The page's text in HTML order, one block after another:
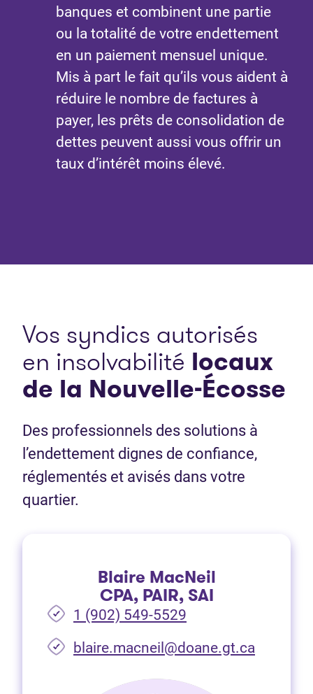
banques et combinent une partie
ou la totalité de votre endettement
en un paiement mensuel unique.
Mis à part le fait qu’ils vous aident à
réduire le nombre de factures à
payer, les prêts de consolidation de
dettes peuvent aussi vous offrir un
taux d’intérêt moins élevé.
Vos syndics autorisés
en insolvabilité locaux
de la Nouvelle-Écosse
Des professionnels des solutions à
l’endettement dignes de confiance,
réglementés et avisés dans votre
quartier.
Blaire MacNeil
CPA, PAIR, SAI
1 (902) 549-5529
blaire.macneil@doane.gt.ca